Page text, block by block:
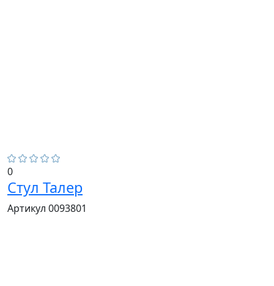
0
Стул Талер
Артикул 0093801